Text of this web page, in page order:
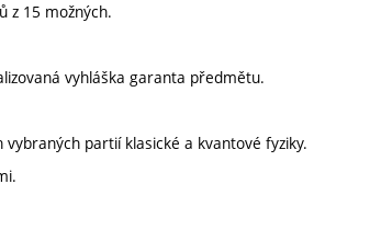
z 15 možných.
vyhláška garanta předmětu.
partií klasické a kvantové fyziky.